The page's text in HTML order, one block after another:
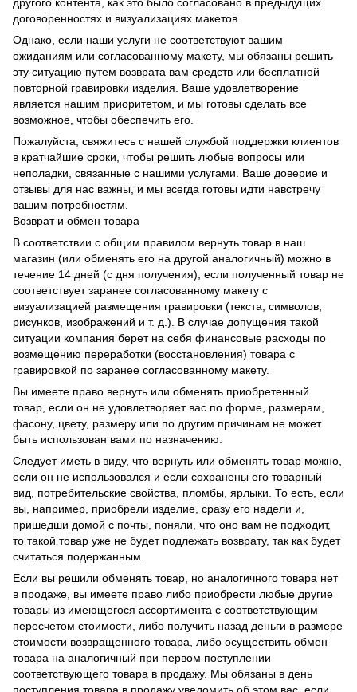
договоренностях и визуализациях макетов.
Однако, если наши услуги не соответствуют вашим
ожиданиям или согласованному макету, мы обязаны решить
эту ситуацию путем возврата вам средств или бесплатной
повторной гравировки изделия. Ваше удовлетворение
является нашим приоритетом, и мы готовы сделать все
возможное, чтобы обеспечить его.
Пожалуйста, свяжитесь с нашей службой поддержки клиентов
в кратчайшие сроки, чтобы решить любые вопросы или
неполадки, связанные с нашими услугами. Ваше доверие и
отзывы для нас важны, и мы всегда готовы идти навстречу
вашим потребностям.
Возврат и обмен товара
В соответствии с общим правилом вернуть товар в наш
магазин (или обменять его на другой аналогичный) можно в
течение 14 дней (с дня получения), если полученный товар не
соответствует заранее согласованному макету с
визуализацией размещения гравировки (текста, символов,
рисунков, изображений и т. д.). В случае допущения такой
ситуации компания берет на себя финансовые расходы по
возмещению переработки (восстановления) товара с
гравировкой по заранее согласованному макету.
Вы имеете право вернуть или обменять приобретенный
товар, если он не удовлетворяет вас по форме, размерам,
фасону, цвету, размеру или по другим причинам не может
быть использован вами по назначению.
Следует иметь в виду, что вернуть или обменять товар можно,
если он не использовался и если сохранены его товарный
вид, потребительские свойства, пломбы, ярлыки. То есть, если
вы, например, приобрели изделие, сразу его надели и,
пришедши домой с почты, поняли, что оно вам не подходит,
то такой товар уже не будет подлежать возврату, так как будет
считаться подержанным.
Если вы решили обменять товар, но аналогичного товара нет
в продаже, вы имеете право либо приобрести любые другие
товары из имеющегося ассортимента с соответствующим
пересчетом стоимости, либо получить назад деньги в размере
стоимости возвращенного товара, либо осуществить обмен
товара на аналогичный при первом поступлении
соответствующего товара в продажу. Мы обязаны в день